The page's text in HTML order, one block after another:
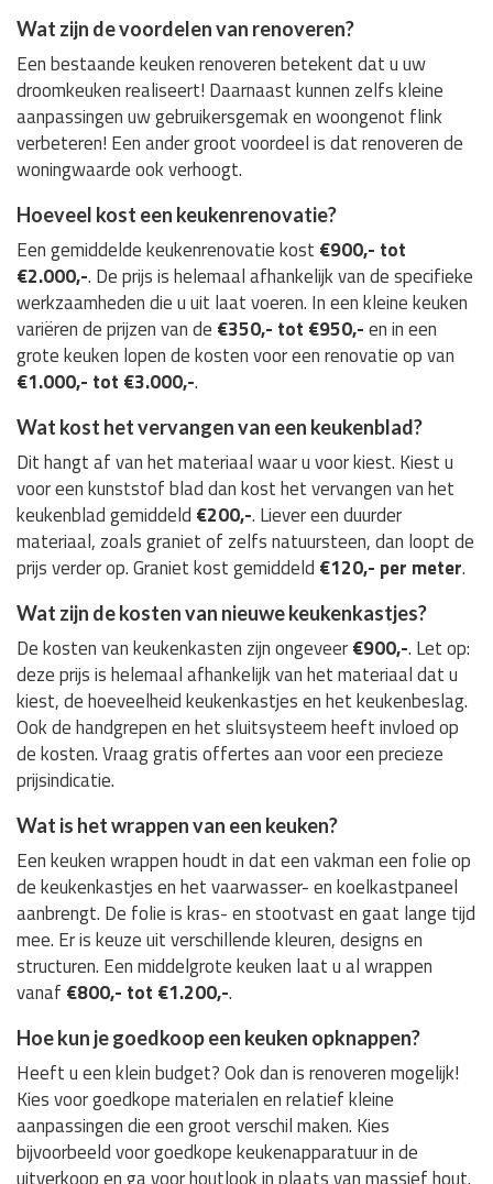
Wat zijn de voordelen van renoveren?
Een bestaande keuken renoveren betekent dat u uw
droomkeuken realiseert! Daarnaast kunnen zelfs kleine
aanpassingen uw gebruikersgemak en woongenot flink
verbeteren! Een ander groot voordeel is dat renoveren de
woningwaarde ook verhoogt.
Hoeveel kost een keukenrenovatie?
Een gemiddelde keukenrenovatie kost €900,- tot
€2.000,-. De prijs is helemaal afhankelijk van de specifieke
werkzaamheden die u uit laat voeren. In een kleine keuken
variëren de prijzen van de €350,- tot €950,-en in een
grote keuken lopen de kosten voor een renovatie op van
€1.000,- tot €3.000,-.
Wat kost het vervangen van een keukenblad?
Dit hangt af van het materiaal waar u voor kiest. Kiest u
voor een kunststof blad dan kost het vervangen van het
keukenblad gemiddeld €200,-. Liever een duurder
materiaal, zoals graniet of zelfs natuursteen, dan loopt de
prijs verder op. Graniet kost gemiddeld €120,- per meter.
Wat zijn de kosten van nieuwe keukenkastjes?
De kosten van keukenkasten zijn ongeveer€900,-. Let op:
deze prijs is helemaal afhankelijk van het materiaal dat u
kiest, de hoeveelheid keukenkastjes en het keukenbeslag.
Ook de handgrepen en het sluitsysteem heeft invloed op
de kosten. Vraag gratis offertes aan voor een precieze
prijsindicatie.
Wat is het wrappen van een keuken?
Een keuken wrappen houdt in dat een vakman een folie op
de keukenkastjes en het vaarwasser- en koelkastpaneel
aanbrengt. De folie is kras- en stootvast en gaat lange tijd
mee. Er is keuze uit verschillende kleuren, designs en
structuren. Een middelgrote keuken laat u al wrappen
vanaf €800,- tot €1.200,-.
Hoe kun je goedkoop een keuken opknappen?
Heeft u een klein budget? Ook dan is renoveren mogelijk!
Kies voor goedkope materialen en relatief kleine
aanpassingen die een groot verschil maken. Kies
bijvoorbeeld voor goedkope keukenapparatuur in de